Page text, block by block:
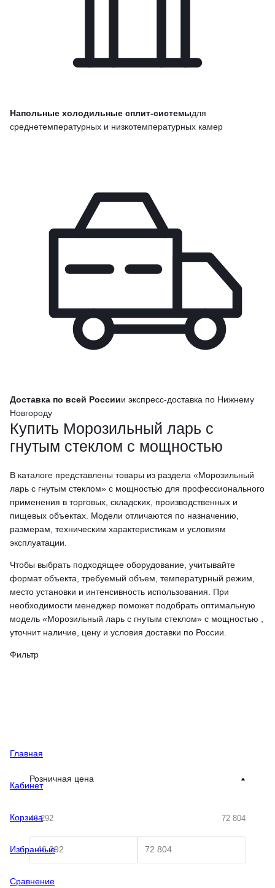
Напольные холодильные сплит-системыдля
среднетемпературных и низкотемпературных камер
Доставка по всей Россиии экспресс-доставка по Нижнему
Новгороду
Купить Морозильный ларь с
гнутым стеклом с мощностью
В каталоге представлены товары из раздела «Морозильный
ларь с гнутым стеклом» с мощностью для профессионального
применения в торговых, складских, производственных и
пищевых объектах. Модели отличаются по назначению,
размерам, техническим характеристикам и условиям
эксплуатации.
Чтобы выбрать подходящее оборудование, учитывайте
формат объекта, требуемый объем, температурный режим,
место установки и интенсивность использования. При
необходимости менеджер поможет подобрать оптимальную
модель «Морозильный ларь с гнутым стеклом» с мощностью ,
уточнит наличие, цену и условия доставки по России.
Фильтр
Розничная цена
46 292 72 804
Главная
Кабинет
Корзина
Избранные
Сравнение